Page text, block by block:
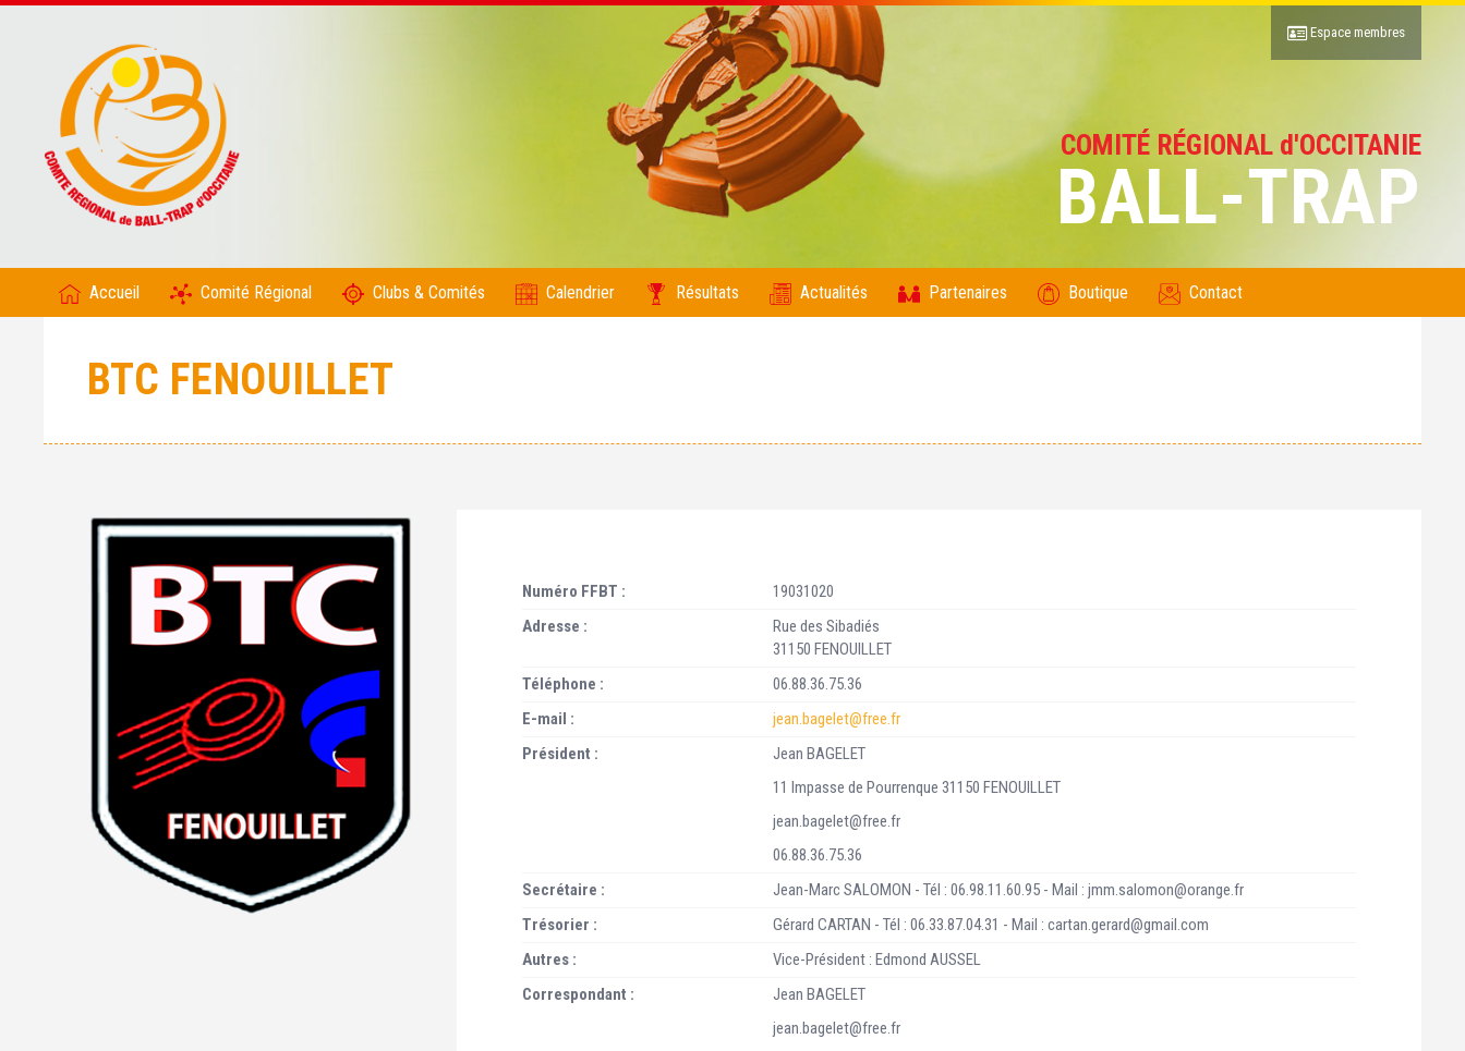
COMITÉ RÉGIONAL d'OCCITANIE
BALL-TRAP
Espace membres
Accueil Comité Régional Clubs & Comités Calendrier Résultats Actualités Partenaires Boutique Contact
BTC FENOUILLET
Numéro FFBT :
19031020
Adresse :
Rue des Sibadiés
31150 FENOUILLET
Téléphone :
06.88.36.75.36
E-mail :
jean.bagelet@free.fr
Président :
Jean BAGELET
11 Impasse de Pourrenque 31150 FENOUILLET
jean.bagelet@free.fr
06.88.36.75.36
Secrétaire :
Jean-Marc SALOMON - Tél : 06.98.11.60.95 - Mail : jmm.salomon@orange.fr
Trésorier :
Gérard CARTAN - Tél : 06.33.87.04.31 - Mail : cartan.gerard@gmail.com
Autres :
Vice-Président : Edmond AUSSEL
Correspondant :
Jean BAGELET
jean.bagelet@free.fr